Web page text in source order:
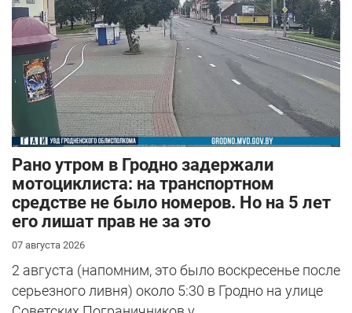
Рано утром в Гродно задержали
мотоциклиста: на транспортном
средстве не было номеров. Но на 5 лет
его лишат прав не за это
07 августа 2026
2 августа (напомним, это было воскресенье после
серьезного ливня) около 5:30 в Гродно на улице